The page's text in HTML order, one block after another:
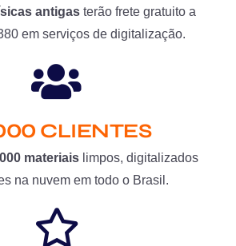
antigas terão frete gratuito a
em serviços de digitalização.
CLIENTES
materiais limpos, digitalizados
na nuvem em todo o Brasil.